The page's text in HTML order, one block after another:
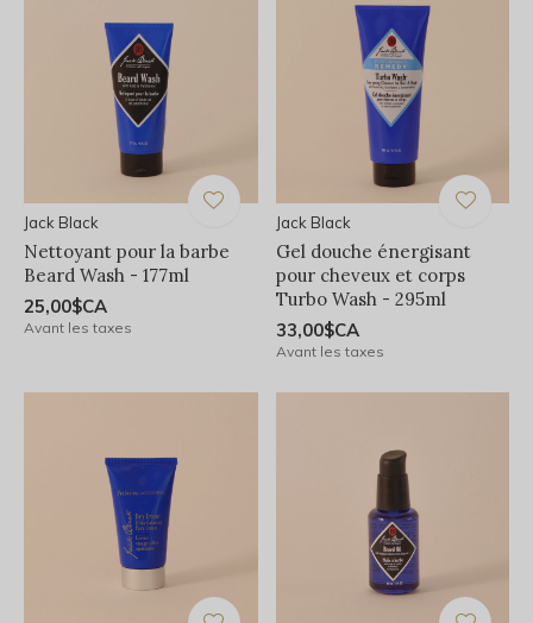
Jack Black
Nettoyant pour la barbe
Beard Wash - 177ml
25,00$CA
Avant les taxes
Jack Black
Gel douche énergisant
pour cheveux et corps
Turbo Wash - 295ml
33,00$CA
Avant les taxes